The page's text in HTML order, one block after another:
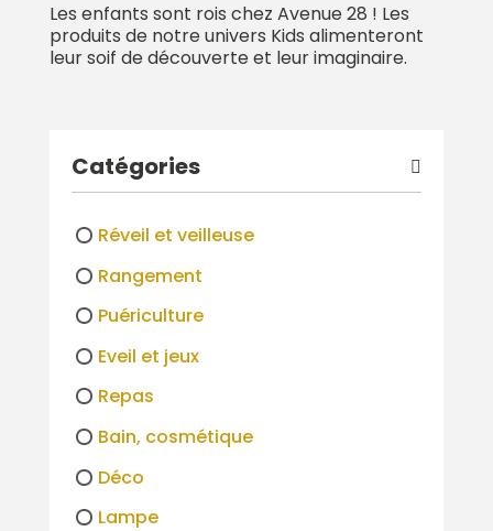
Les enfants sont rois chez Avenue 28 ! Les
produits de notre univers Kids alimenteront
leur soif de découverte et leur imaginaire.
Catégories
Réveil et veilleuse
Rangement
Puériculture
Eveil et jeux
Repas
Bain, cosmétique
Déco
Lampe